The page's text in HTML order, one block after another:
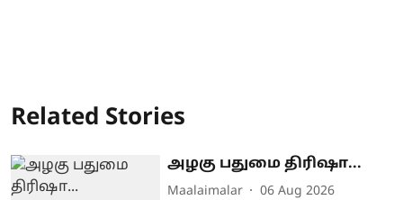
Related Stories
அழகு பதுமை திரிஷா...
Maalaimalar 06 Aug 2026